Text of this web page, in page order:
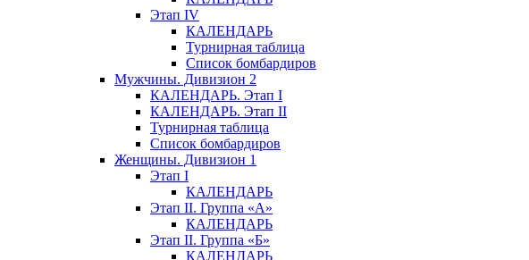
Этап IV
КАЛЕНДАРЬ
Турнирная таблица
Список бомбардиров
Мужчины. Дивизион 2
КАЛЕНДАРЬ. Этап I
КАЛЕНДАРЬ. Этап II
Турнирная таблица
Список бомбардиров
Женщины. Дивизион 1
Этап I
КАЛЕНДАРЬ
Этап II. Группа «А»
КАЛЕНДАРЬ
Этап II. Группа «Б»
КАЛЕНДАРЬ